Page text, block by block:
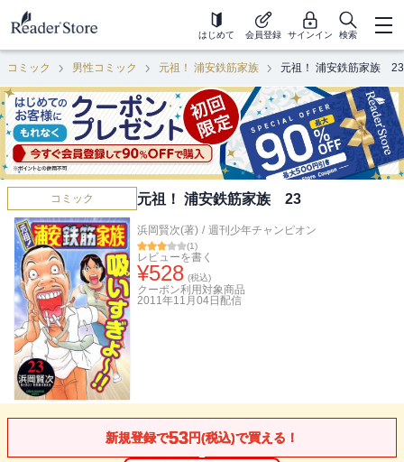
はじめて 会員登録 サインイン 検索
コミック 男性コミック 元祖！ 浦安鉄筋家族 元祖！ 浦安鉄筋家族 23
コミック 元祖！ 浦安鉄筋家族 23
浜岡賢次(著) / 週刊少年チャンピオン
(1)
レビューを書く
¥528 (税込)
クーポン利用対象商品
2011年11月04日 配信
新規登録で53円(税込)で買える！